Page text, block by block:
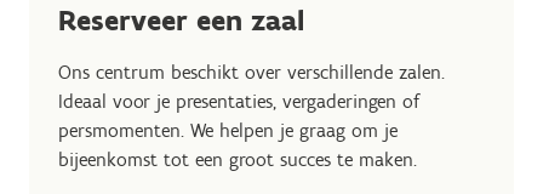
Reserveer een zaal
Ons centrum beschikt over verschillende zalen.
Ideaal voor je presentaties, vergaderingen of
persmomenten. We helpen je graag om je
bijeenkomst tot een groot succes te maken.